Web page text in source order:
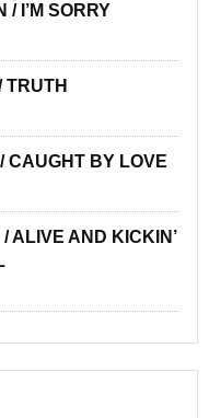
/ I’M SORRY
TRUTH
CAUGHT BY LOVE
ALIVE AND KICKIN’